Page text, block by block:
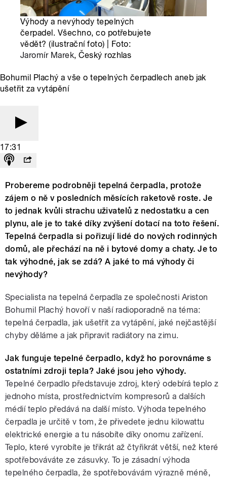
Výhody a nevýhody tepelných
čerpadel. Všechno, co potřebujete
vědět? (ilustrační foto) | Foto:
Jaromír Marek, Český rozhlas
Bohumil Plachý a vše o tepelných čerpadlech aneb jak
ušetřit za vytápění
17:31
Probereme podrobněji tepelná čerpadla, protože
zájem o ně v posledních měsících raketově roste. Je
to jednak kvůli strachu uživatelů z nedostatku a cen
plynu, ale je to také díky zvýšení dotací na toto řešení.
Tepelná čerpadla si pořizují lidé do nových rodinných
domů, ale přechází na ně i bytové domy a chaty. Je to
tak výhodné, jak se zdá? A jaké to má výhody či
nevýhody?
Specialista na tepelná čerpadla ze společnosti Ariston
Bohumil Plachý hovoří v naší radioporadně na téma:
tepelná čerpadla, jak ušetřit za vytápění, jaké nejčastější
chyby děláme a jak připravit radiátory na zimu.
Jak funguje tepelné čerpadlo, když ho porovnáme s
ostatními zdroji tepla? Jaké jsou jeho výhody.
Tepelné čerpadlo představuje zdroj, který odebírá teplo z
jednoho místa, prostřednictvím kompresorů a dalších
médií teplo předává na další místo. Výhoda tepelného
čerpadla je určitě v tom, že přivedete jednu kilowattu
elektrické energie a tu násobíte díky onomu zařízení.
Teplo, které vyrobíte je třikrát až čtyřikrát větší, než které
spotřebováváte ze zásuvky. To je zásadní výhoda
tepelného čerpadla, že spotřebovávám výrazně méně,